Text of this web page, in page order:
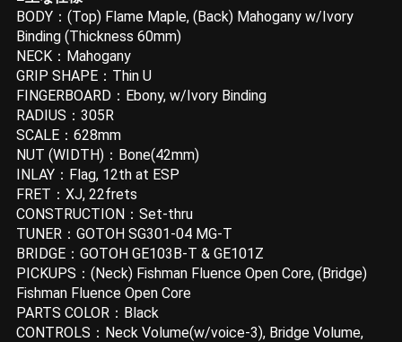
BODY：(Top) Flame Maple, (Back) Mahogany w/Ivory
Binding (Thickness 60mm)
NECK：Mahogany
GRIP SHAPE：Thin U
FINGERBOARD：Ebony, w/Ivory Binding
RADIUS：305R
SCALE：628mm
NUT (WIDTH)：Bone(42mm)
INLAY：Flag, 12th at ESP
FRET：XJ, 22frets
CONSTRUCTION：Set-thru
TUNER：GOTOH SG301-04 MG-T
BRIDGE：GOTOH GE103B-T & GE101Z
PICKUPS：(Neck) Fishman Fluence Open Core, (Bridge)
Fishman Fluence Open Core
PARTS COLOR：Black
CONTROLS：Neck Volume(w/voice-3), Bridge Volume,